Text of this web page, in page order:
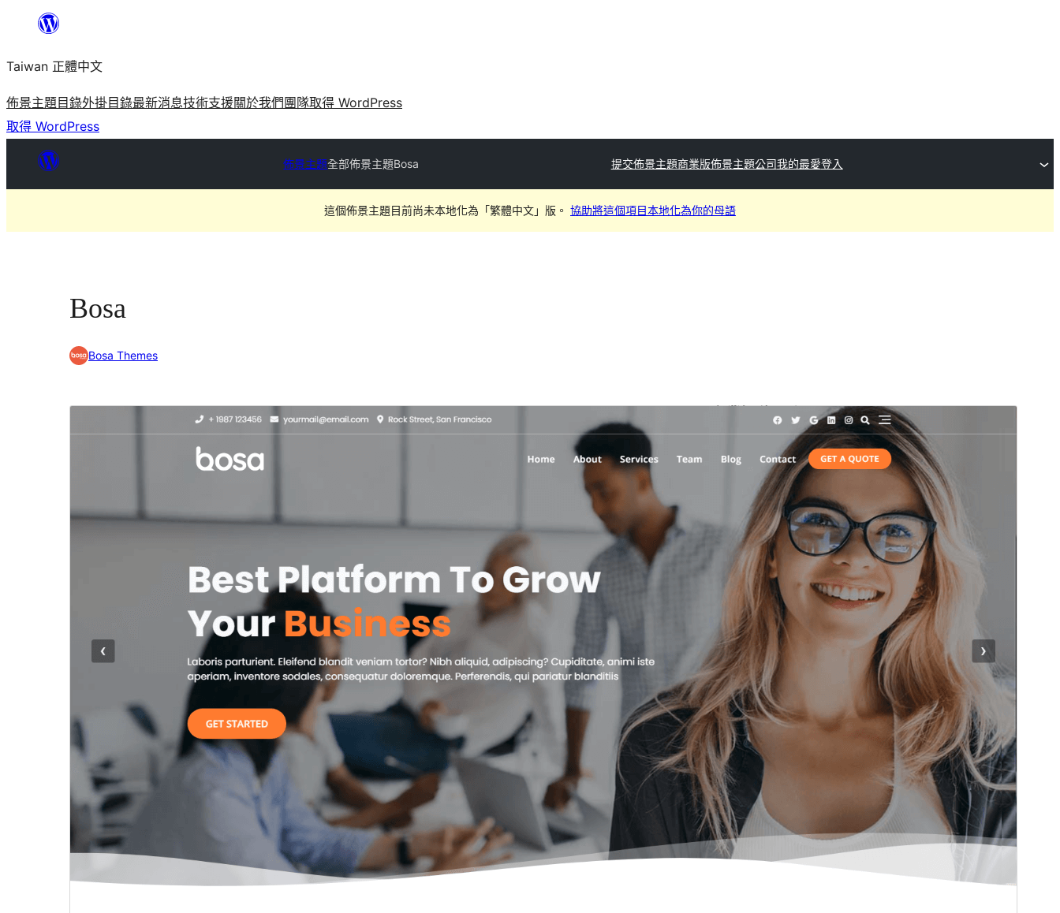
主
要
內
容
Taiwan 正體中文
佈景主題目錄外掛目錄最新消息技術支援關於我們 團隊取得 WordPress
取得 WordPress
佈景主題全部佈景主題Bosa 提交佈景主題商業版佈景主題公司我的最愛登入
這個佈景主題目前尚未本地化為「繁體中文」版。 協助將這個項目本地化為你的母語
Bosa
Bosa Themes
商業版佈景主題
這個佈景主題為免費佈景主題，但另外提供付費商業升
級版或技術支援。
下載
最後更新
2026 年 7 月 6 日
啟用安裝數
8,000+
WordPress 版本需求
5.0
PHP 版本需求
佈景主題首頁